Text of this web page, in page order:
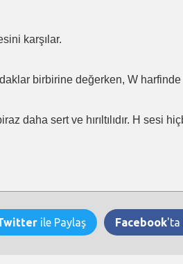
karşılar.
birbirine değerken, W
daha sert ve hırıltılıdır. H sesi
ile Paylaş Facebook'ta